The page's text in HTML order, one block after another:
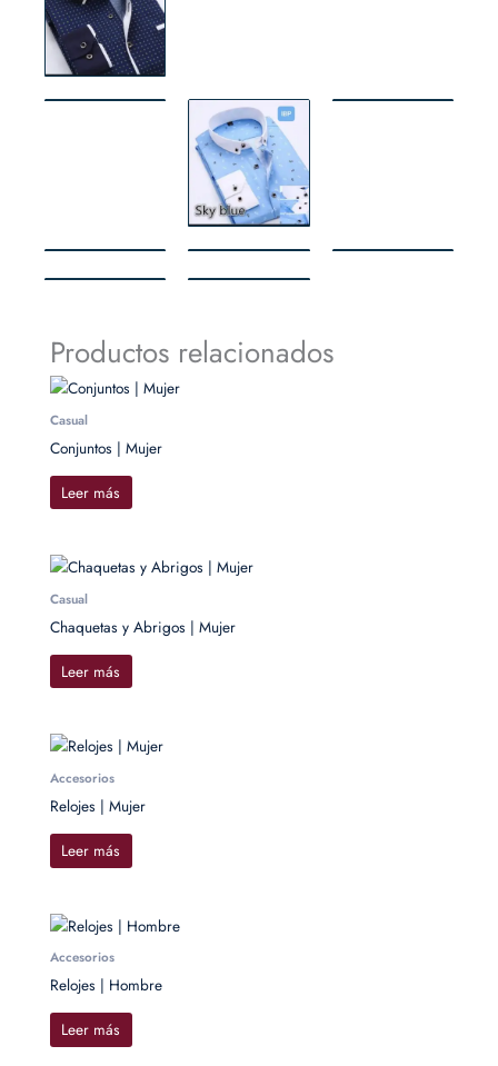
Productos relacionados
Casual
Conjuntos | Mujer
Leer más
Casual
Chaquetas y Abrigos | Mujer
Leer más
Accesorios
Relojes | Mujer
Leer más
Accesorios
Relojes | Hombre
Leer más